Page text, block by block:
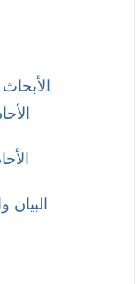
الأبحاث